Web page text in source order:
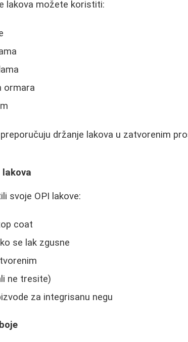
lakova možete koristiti:
ormara
držanje lakova u zatvorenim
svoje OPI lakove:
coat
se lak zgusne
ne tresite)
za integrisanu negu